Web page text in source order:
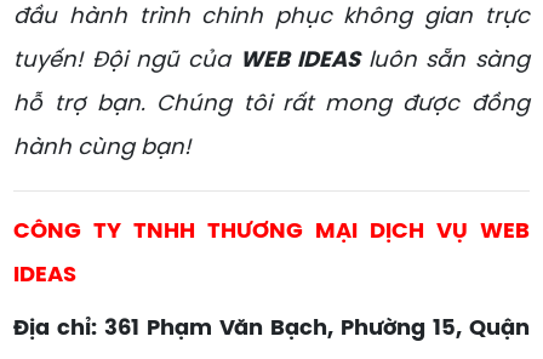
đầu hành trình chinh phục không gian trực
tuyến! Đội ngũ của WEB IDEASluôn sẵn sàng
hỗ trợ bạn. Chúng tôi rất mong được đồng
hành cùng bạn!
CÔNG TY TNHH THƯƠNG MẠI DỊCH VỤ WEB
IDEAS
Địa chỉ: 361 Phạm Văn Bạch, Phường 15, Quận